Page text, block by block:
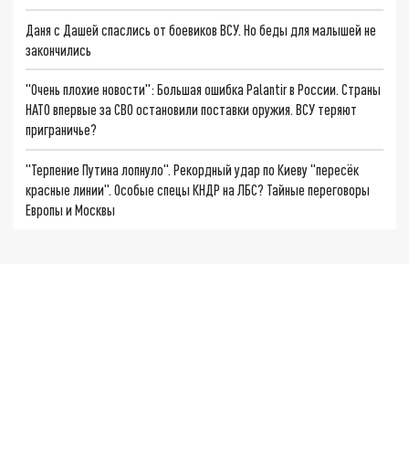
Даня с Дашей спаслись от боевиков ВСУ. Но беды для малышей не
закончились
"Очень плохие новости": Большая ошибка Palantir в России. Страны
НАТО впервые за СВО остановили поставки оружия. ВСУ теряют
приграничье?
"Терпение Путина лопнуло". Рекордный удар по Киеву "пересёк
красные линии". Особые спецы КНДР на ЛБС? Тайные переговоры
Европы и Москвы